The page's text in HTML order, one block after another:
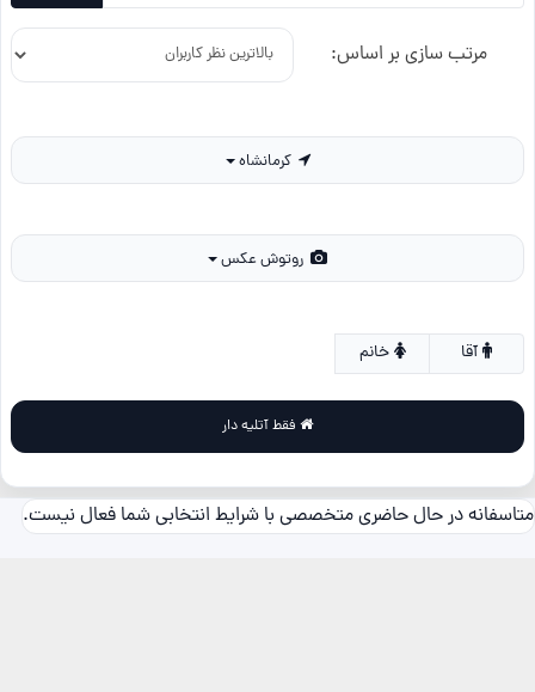
مرتب سازی بر اساس:
کرمانشاه
خانم
متاسفانه در حال حاضری متخصصی با شرایط انتخابی شما فعال نیست.